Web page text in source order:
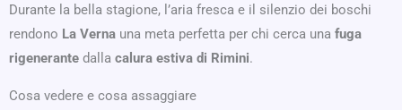
Durante la bella stagione, l’aria fresca e il silenzio dei boschi
rendono La Verna una meta perfetta per chi cerca una fuga
rigenerante dalla calura estiva di Rimini.
Cosa vedere e cosa assaggiare